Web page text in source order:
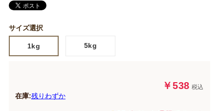
￥538 税込
在庫:残りわずか
サイズ選択
1kg 5kg